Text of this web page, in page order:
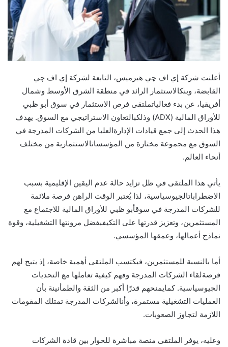
أعلنت شركة إي اف چي هيرميس، التابعة لشركة إي اف چي
القابضة، وبنكالاستثمار الرائد في منطقة الشرق الأوسط وشمال
أفريقيا، عن بدء فعالياتملتقى فرص الاستثمار في سوق أبو ظبي
للأوراق المالية (
ADX
) وذلكبالتعاون الاستراتيجي مع السوق. يهدف
هذا الحدث إلى جمع قيادات الإدارةالعليا من الشركات المدرجة في
السوق مع مجموعة مختارة من المؤسساتالاستثمارية من مختلف
أنحاء العالم.
يأتي هذا الملتقى في ظل تزايد حالة عدم اليقين الإقليمية بسبب
الاضطراباتالجيوسياسية، لذا يُعتبر الوقت الراهن فرصة ملائمة
للشركات المدرجة في سوقأبو ظبي للأوراق المالية للاجتماع مع
المستثمرين، وتعزيز قدرتها على التكيفبفضل مرونتها التشغيلية، وقوة
نماذج أعمالها، وعمقها المؤسسي.
أما بالنسبة للمستثمرين، فيكتسب الملتقى أهمية خاصة، إذ يتيح لهم
فرصةلقاء الشركات المدرجة وفهم كيفية تعاملها مع التحديات
الجيوسياسية.كمايمنحهم قدرًا أكبر من الثقة والطمأنينة بأن
العمليات التشغيلية مستمرة، وأنالشركات المدرجة تمتلك المقومات
اللازمة لتجاوز الصعوبات.
وعليه، يوفر الملتقى منصة مباشرة للحوار بين قادة الشركات